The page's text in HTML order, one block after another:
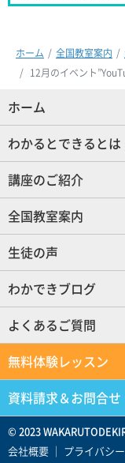
ホーム 全国教室案内
12月のイベント
ホーム
わかるとできるとは
講座のご紹介
全国教室案内
生徒の声
わかできブログ
よくあるご質問
無料体験レッスン
資料請求＆お問合せ
© 2023
会社概要 ｜ プライバシ